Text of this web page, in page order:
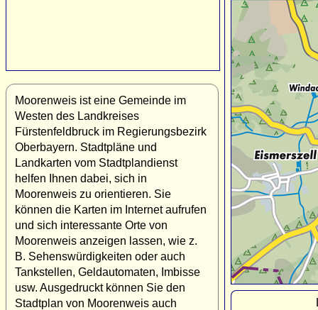
Moorenweis ist eine Gemeinde im
Westen des Landkreises
Fürstenfeldbruck im Regierungsbezirk
Oberbayern. Stadtpläne und
Landkarten vom Stadtplandienst
helfen Ihnen dabei, sich in
Moorenweis zu orientieren. Sie
können die Karten im Internet aufrufen
und sich interessante Orte von
Moorenweis anzeigen lassen, wie z.
B. Sehenswürdigkeiten oder auch
Tankstellen, Geldautomaten, Imbisse
usw. Ausgedruckt können Sie den
Stadtplan von Moorenweis auch